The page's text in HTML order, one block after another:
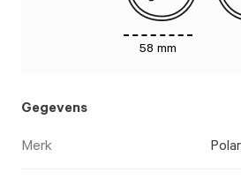
58 mm
Gegevens
Merk